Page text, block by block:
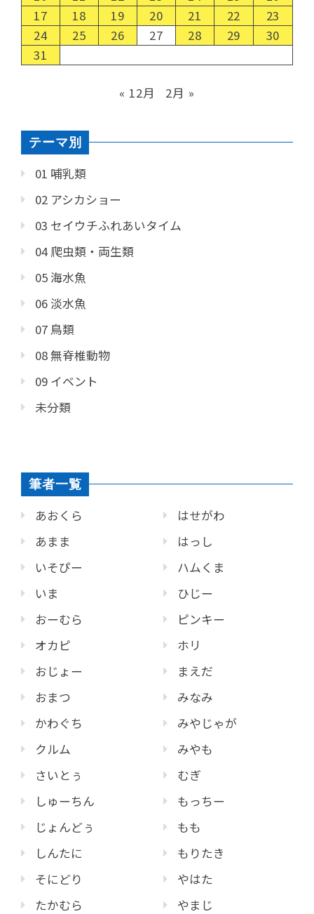
17
18 19 20 21 22
23
24
25 26 27 28 29
30
31
« 12月 2月 »
テーマ別
01 哺乳類
02 アシカショー
03 セイウチふれあいタイム
04 爬虫類・両生類
05 海水魚
06 淡水魚
07 鳥類
08 無脊椎動物
09 イベント
未分類
筆者一覧
あおくら
あまま
いそぴー
いま
おーむら
オカピ
おじょー
おまつ
かわぐち
クルム
さいとぅ
しゅーちん
じょんどぅ
しんたに
そにどり
たかむら
はせがわ
はっし
ハムくま
ひじー
ピンキー
ホリ
まえだ
みなみ
みやじゃが
みやも
むぎ
もっちー
もも
もりたき
やはた
やまじ